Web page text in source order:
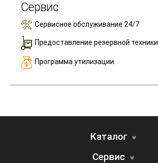
Сервис
Сервисное обслуживание 24/7
Предоставление резервной техники
Программа утилизации
Каталог
Сервис